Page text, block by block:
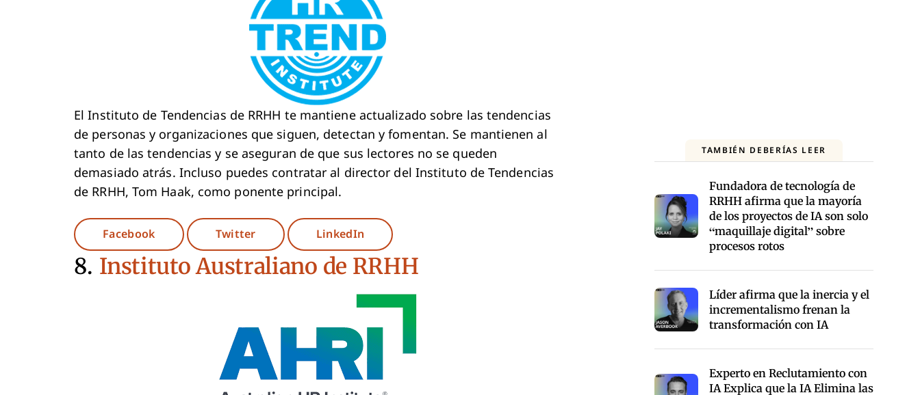
El Instituto de Tendencias de RRHH te mantiene actualizado sobre las tendencias
de personas y organizaciones que siguen, detectan y fomentan. Se mantienen al
tanto de las tendencias y se aseguran de que sus lectores no se queden
demasiado atrás. Incluso puedes contratar al director del Instituto de Tendencias
de RRHH, Tom Haak, como ponente principal.
FacebookOpens New Window
TwitterOpens New Window
LinkedIn Opens New Window
8. Instituto Australiano de RRHH
TAMBIÉN DEBERÍAS LEER
Fundadora de tecnología de
RRHH afirma que la mayoría
de los proyectos de IA son solo
“maquillaje digital” sobre
procesos rotos
Líder afirma que la inercia y el
incrementalismo frenan la
transformación con IA
Experto en Reclutamiento con
IA Explica que la IA Elimina las